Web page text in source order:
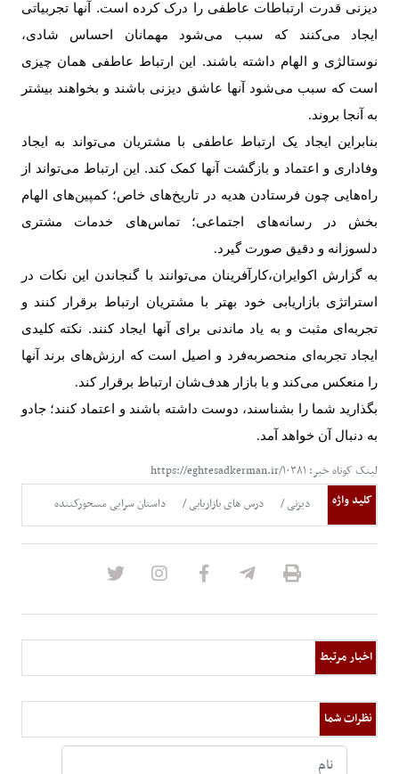
دیزنی قدرت ارتباطات عاطفی را درک کرده است. آنها تجربیاتی
ایجاد می‌کنند که سبب می‌شود مهمانان احساس شادی،
نوستالژی و الهام داشته باشند. این ارتباط عاطفی همان چیزی
است که سبب می‌شود آنها عاشق دیزنی باشند و بخواهند بیشتر
به آنجا بروند.
بنابراین ایجاد یک ارتباط عاطفی با مشتریان می‌تواند به ایجاد
وفاداری و اعتماد و بازگشت آنها کمک کند. این ارتباط می­‌تواند از
راه‌هایی چون فرستادن هدیه در تاریخ‌های خاص؛ کمپین‌­های الهام
بخش در رسانه­‌های اجتماعی؛ تماس‌­های خدمات مشتری
دلسوزانه و دقیق صورت گیرد.
به گزارش اکوایران،کارآفرینان می‌توانند با گنجاندن این نکات در
استراتژی بازاریابی خود بهتر با مشتریان ارتباط برقرار کنند و
تجربه‌­ای مثبت و به یاد ماندنی برای آنها ایجاد کنند. نکته کلیدی
ایجاد تجربه‌­ای منحصربه‌­فرد و اصیل است که ارزش­‌های برند آنها
را منعکس می‌کند و با بازار هدف‌شان ارتباط برقرار کند.
بگذارید شما را بشناسند، دوست داشته باشند و اعتماد کنند؛ جادو
به دنبال آن خواهد آمد.
لینک کوتاه خبر: https://eghtesadkerman.ir/۱۰۳۸۱
کلید واژه
دیزنی درس های بازاریابی داستان سرایی مسحورکننده
اخبار مرتبط
نظرات شما